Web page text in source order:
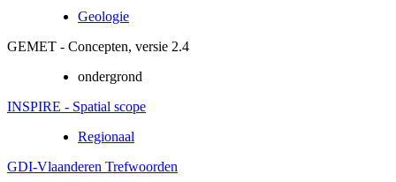
Geologie
GEMET - Concepten, versie 2.4
ondergrond
INSPIRE - Spatial scope
Regionaal
GDI-Vlaanderen Trefwoorden